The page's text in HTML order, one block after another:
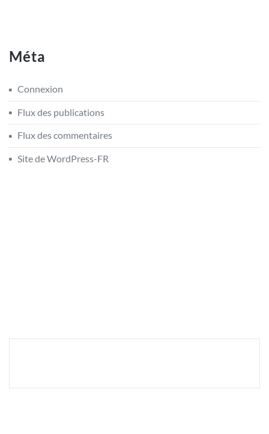
Méta
Connexion
Flux des publications
Flux des commentaires
Site de WordPress-FR